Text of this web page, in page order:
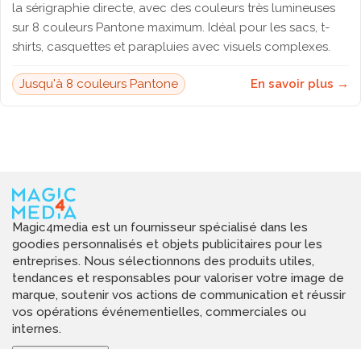
la sérigraphie directe, avec des couleurs très lumineuses
sur 8 couleurs Pantone maximum. Idéal pour les sacs, t-
shirts, casquettes et parapluies avec visuels complexes.
Jusqu'à 8 couleurs Pantone En savoir plus →
Magic4media est un fournisseur spécialisé dans les
goodies personnalisés et objets publicitaires pour les
entreprises. Nous sélectionnons des produits utiles,
tendances et responsables pour valoriser votre image de
marque, soutenir vos actions de communication et réussir
vos opérations événementielles, commerciales ou
internes.